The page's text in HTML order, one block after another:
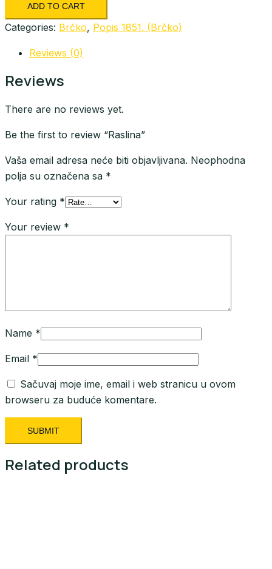
ADD TO CART
Categories: Brčko, Popis 1851. (Brčko)
Reviews (0)
Reviews
There are no reviews yet.
Be the first to review “Raslina”
Vaša email adresa neće biti objavljivana. Neophodna
polja su označena sa *
Your rating *
Your review *
Name *
Email *
Sačuvaj moje ime, email i web stranicu u ovom
browseru za buduće komentare.
Related products